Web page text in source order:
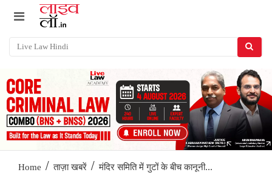
Home / ताज़ा खबरें / मंदिर समिति में गुटों के बीच कानूनी...